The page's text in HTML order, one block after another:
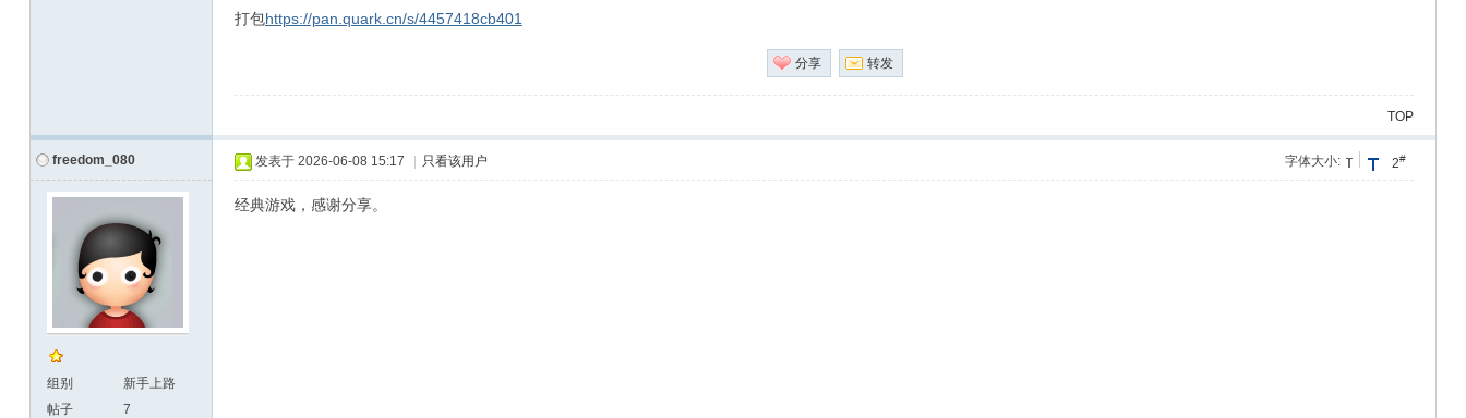
打包https://pan.quark.cn/s/4457418cb401
分享 转发
TOP
freedom_080
组别
新手上路
帖子
7
2#
字体大小:
发表于 2026-06-08 15:17 只看该用户
经典游戏，感谢分享。